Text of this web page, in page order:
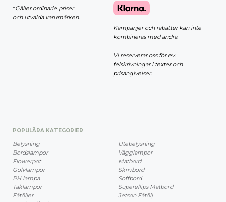
*Gäller ordinarie priser
och utvalda varumärken.
Kampanjer och rabatter kan inte
kombineras med andra.
Vi reserverar oss för ev.
felskrivningar i texter och
prisangivelser.
POPULÄRA KATEGORIER
Belysning
Bordslampor
Flowerpot
Golvlampor
PH lampa
Taklampor
Fåtöljer
Utebelysning
Vägglampor
Matbord
Skrivbord
Soffbord
Superellips Matbord
Jetson Fåtölj